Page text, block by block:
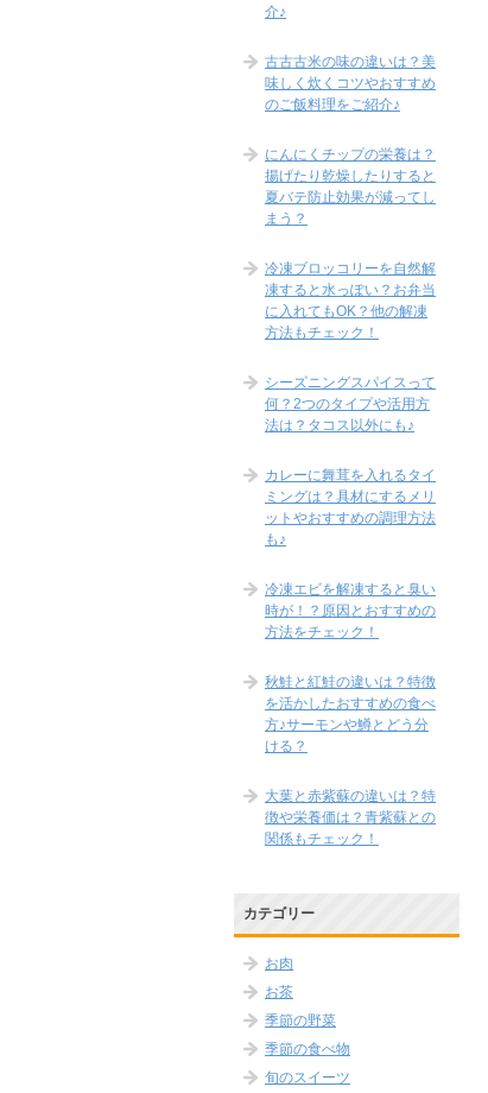
介♪
古古古米の味の違いは？美
味しく炊くコツやおすすめ
のご飯料理をご紹介♪
にんにくチップの栄養は？
揚げたり乾燥したりすると
夏バテ防止効果が減ってし
まう？
冷凍ブロッコリーを自然解
凍すると水っぽい？お弁当
に入れてもOK？他の解凍
方法もチェック！
シーズニングスパイスって
何？2つのタイプや活用方
法は？タコス以外にも♪
カレーに舞茸を入れるタイ
ミングは？具材にするメリ
ットやおすすめの調理方法
も♪
冷凍エビを解凍すると臭い
時が！？原因とおすすめの
方法をチェック！
秋鮭と紅鮭の違いは？特徴
を活かしたおすすめの食べ
方♪サーモンや鱒とどう分
ける？
大葉と赤紫蘇の違いは？特
徴や栄養価は？青紫蘇との
関係もチェック！
カテゴリー
お肉
お茶
季節の野菜
季節の食べ物
旬のスイーツ